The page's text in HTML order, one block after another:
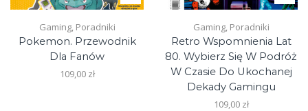
Gaming, Poradniki
Pokemon. Przewodnik
Dla Fanów
109,00 zł
Gaming, Poradniki
Retro Wspomnienia Lat
80. Wybierz Się W Podróż
W Czasie Do Ukochanej
Dekady Gamingu
109,00 zł